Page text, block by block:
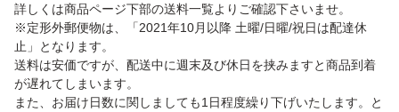
詳しくは商品ページ下部の送料一覧よりご確認下さいませ。
※定形外郵便物は、「2021年10月以降 土曜/日曜/祝日は配達休
止」となります。
送料は安価ですが、配送中に週末及び休日を挟みますと商品到着
が遅れてしまいます。
また、お届け日数に関しましても1日程度繰り下げいたします。と